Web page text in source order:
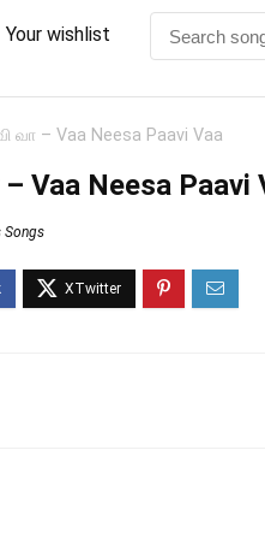
Your wishlist
வா – Vaa Neesa Paavi Vaa
Vaa Neesa Paavi
Songs